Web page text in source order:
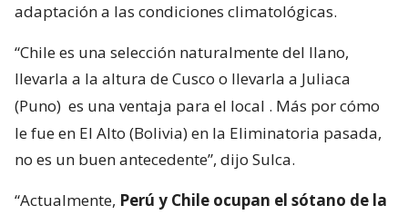
adaptación a las condiciones climatológicas.
“Chile es una selección naturalmente del llano,
llevarla a la altura de Cusco o llevarla a Juliaca
(Puno) es una ventaja para el local . Más por cómo
le fue en El Alto (Bolivia) en la Eliminatoria pasada,
no es un buen antecedente”, dijo Sulca.
“Actualmente, Perú y Chile ocupan el sótano de la